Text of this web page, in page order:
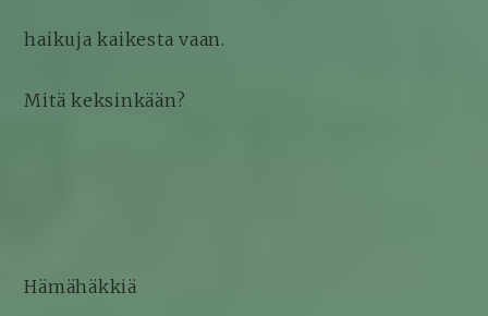
haikuja kaikesta vaan.
Mitä keksinkään?
Hämähäkkiä